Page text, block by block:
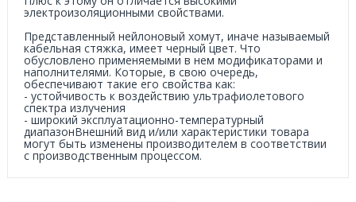
электроизоляционными свойствами.
Представленный нейлоновый хомут, иначе называемый
кабельная стяжка, имеет черный цвет. Что
обусловлено применяемыми в нем модификаторами и
наполнителями. Которые, в свою очередь,
обеспечивают такие его свойства как:
- устойчивость к воздействию ультрафиолетового
спектра излучения
- широкий эксплуатационно-температурный
диапазонВнешний вид и/или характеристики товара
могут быть изменены производителем в соответствии
с производственным процессом.